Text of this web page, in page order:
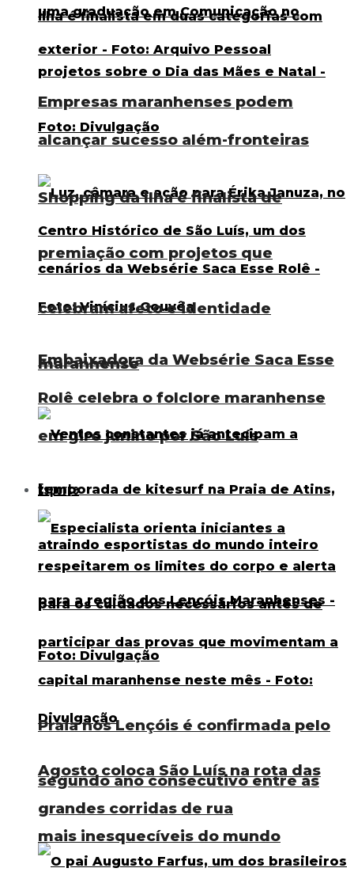
Empresas maranhenses podem
alcançar sucesso além-fronteiras
Embaixadora da Websérie Saca Esse
Rolê celebra o folclore maranhense
em giro junino por São Luís
Esporte
Agosto coloca São Luís na rota das
grandes corridas de rua
Shopping da Ilha é finalista de
premiação com projetos que
celebram afeto e identidade
maranhense
Praia nos Lençóis é confirmada pelo
segundo ano consecutivo entre as
mais inesquecíveis do mundo